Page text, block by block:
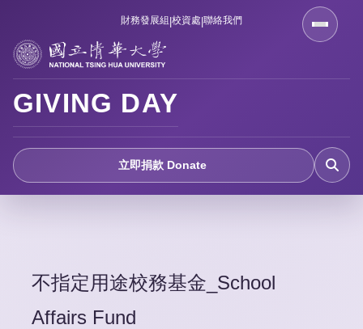
主
要
內
容
區
財務發展組 校資處 聯絡我們
GIVING DAY
立即捐款 Donate
不指定用途校務基金_School
Affairs Fund